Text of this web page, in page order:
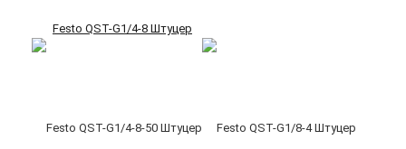
Festo QST-G1/4-8 Штуцер